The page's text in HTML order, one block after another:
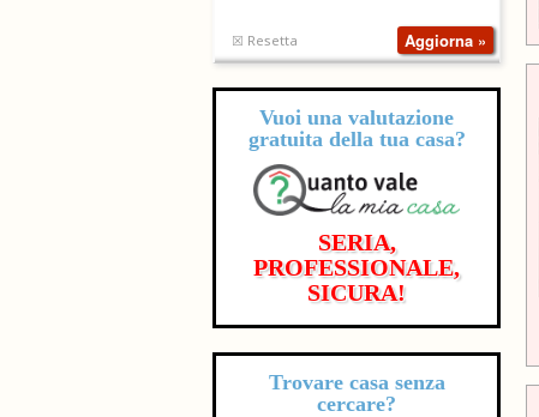
☒ Resetta
Vuoi una valutazione
gratuitadella tua casa?
SERIA,
PROFESSIONALE,
SICURA!
Trovare casa senza
cercare?